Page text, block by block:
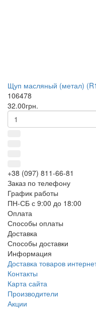
Щуп масляный (метал)
106478
32.00грн.
+38 (097) 811-66-81
Заказ по телефону
График работы
ПН-СБ с 9:00 до 18:00
Оплата
Способы оплаты
Доставка
Способы доставки
Информация
Доставка товаров
Контакты
Карта сайта
Производители
Акции